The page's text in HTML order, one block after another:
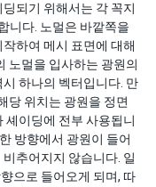
되기 위해서는 각 꼭지
니다. 노멀은 바깥쪽을
하여 메시 표면에 대해
노멀을 입사하는 광원의
하나의 벡터입니다. 만
당 위치는 광원을 정면
셰이딩에 전부 사용됩니
방향에서 광원이 들어
추어지지 않습니다. 일
으로 들어오게 되며, 따